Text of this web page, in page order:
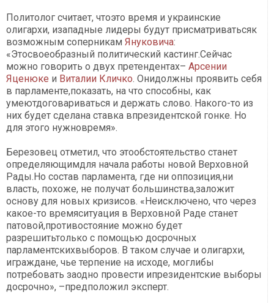
Политолог считает, чтоэто время и украинские
олигархи, изападные лидеры будут присматриватьсяк
возможным соперникам Януковича:
«Этосвоеобразный политический кастинг.Сейчас
можно говорить о двух претендентах– Арсении
Яценюке и Виталии Кличко. Онидолжны проявить себя
в парламенте,показать, на что способны, как
умеютдоговариваться и держать слово. Накого-то из
них будет сделана ставка впрезидентской гонке. Но
для этого нужновремя».
Березовец отметил, что этообстоятельство станет
определяющимдля начала работы новой Верховной
Рады.Но состав парламента, где ни оппозиция,ни
власть, похоже, не получат большинства,заложит
основу для новых кризисов. «Неисключено, что через
какое-то времяситуация в Верховной Раде станет
патовой,противостояние можно будет
разрешитьтолько с помощью досрочных
парламентскихвыборов. В таком случае и олигархи,
играждане, чье терпение на исходе, моглибы
потребовать заодно провести ипрезидентские выборы
досрочно», –предположил эксперт.